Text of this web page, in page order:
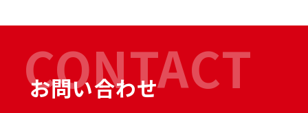
CONTACT
お問い合わせ